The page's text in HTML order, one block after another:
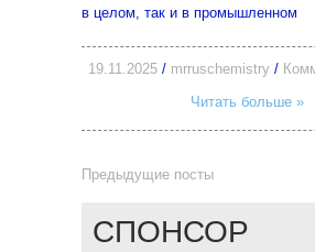
в целом, так и в промышленном
19.11.2025/ mrruschemistry /
Читать больше »
Предыдущие посты
СПОНСОР